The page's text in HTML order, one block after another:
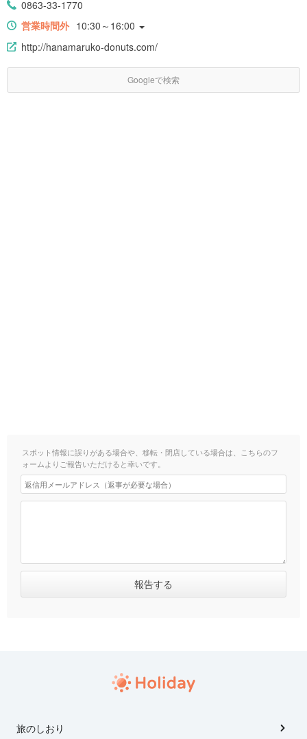
0863-33-1770
営業時間外 10:30～16:00
http://hanamaruko-donuts.com/
Googleで検索
スポット情報に誤りがある場合や、移転・閉店している場合は、こちらのフ
ォームよりご報告いただけると幸いです。
旅のしおり